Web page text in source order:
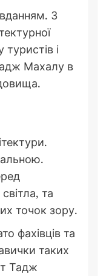
З
і
Махалу в
та
точок зору.
фахівців та
таких
Тадж